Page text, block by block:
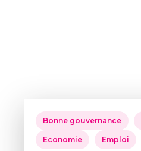
Bonne gouvernance
Economie Emploi